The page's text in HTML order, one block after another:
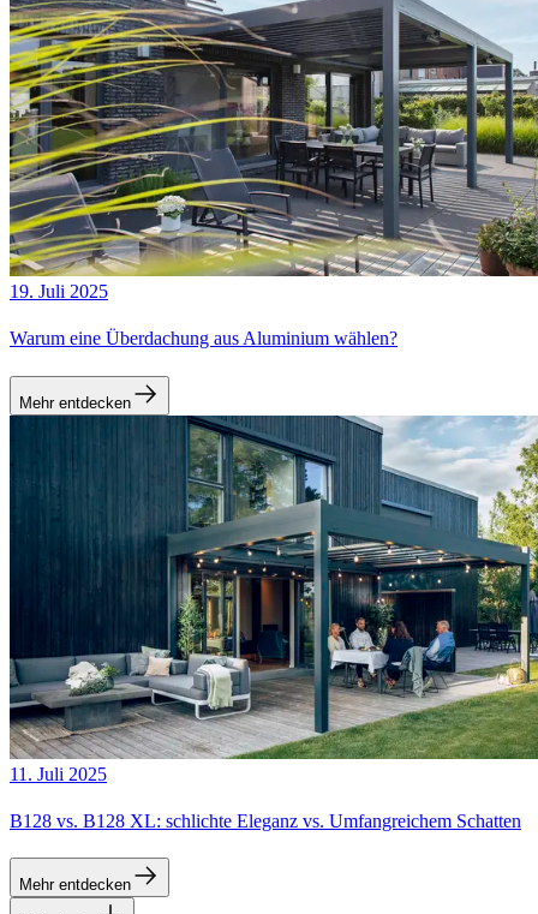
19. Juli 2025
Warum eine Überdachung aus Aluminium wählen?
Mehr entdecken
11. Juli 2025
B128 vs. B128 XL: schlichte Eleganz vs. Umfangreichem Schatten
Mehr entdecken